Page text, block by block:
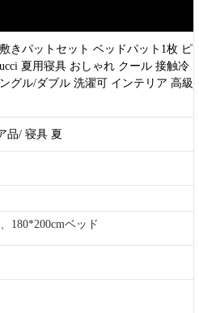
きパットセット ベッドパット1枚 ピ
夏用寝具 おしゃれ クール 接触冷
グル/ダブル 洗濯可 インテリア 高級
品/ 寝具 夏
180*200cmベッド